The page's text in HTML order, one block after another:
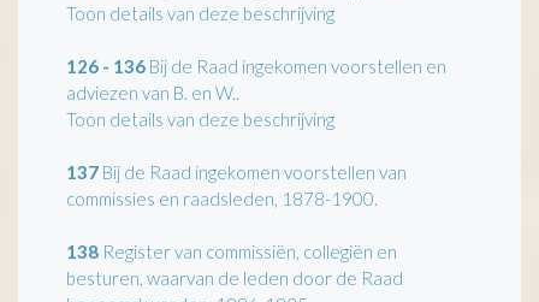
Toon details van deze beschrijving
126 - 136 Bij de Raad ingekomen voorstellen en
adviezen van B. en W..
Toon details van deze beschrijving
137 Bij de Raad ingekomen voorstellen van
commissies en raadsleden, 1878-1900.
138 Register van commissiën, collegiën en
besturen, waarvan de leden door de Raad